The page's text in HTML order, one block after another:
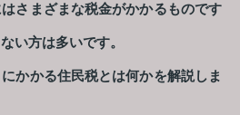
さまざまな税金がかかるものです
い方は多いです。
かかる住民税とは何かを解説しま